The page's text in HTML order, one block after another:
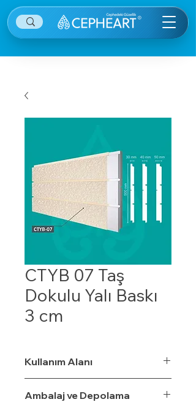
CTYB 07 Taş
Dokulu Yalı Baskı
3 cm
Kullanım Alanı
Ambalaj ve Depolama